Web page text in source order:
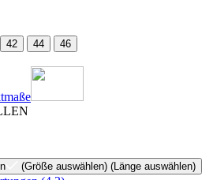
42 44 46
(Größe auswählen) (Länge auswählen)